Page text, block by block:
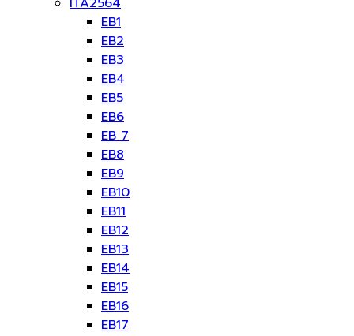
EB1
EB2
EB3
EB4
EB5
EB6
EB 7
EB8
EB9
EB10
EB11
EB12
EB13
EB14
EB15
EB16
EB17